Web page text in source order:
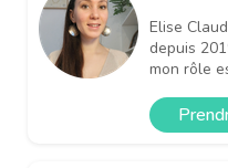
Elise
depuis
mon rôle